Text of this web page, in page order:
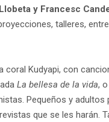
y Francesc
talleres,
Kudyapi, con
La bellesa de la vida,
Pequeños y
que se les